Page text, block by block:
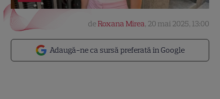
Adaugă-ne ca sursă preferată în Google
deRoxana Mirea, 20 mai 2025, 13:00